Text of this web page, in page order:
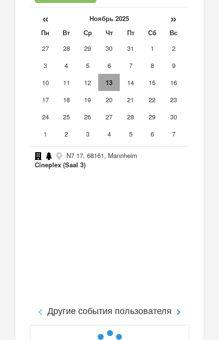
« Ноябрь 2025 »
Пн Вт Ср Чт Пт Сб
Вс
27
28 29 30 31 1
2
3
4 5 6 7 8
9
10
11 12 13 14 15
16
17
18 19 20 21 22
23
24
25 26 27 28 29
30
1
2 3 4 5 6 7
N7 17, 68161, Mannheim
Cineplex (Saal 3)
Другие события пользователя